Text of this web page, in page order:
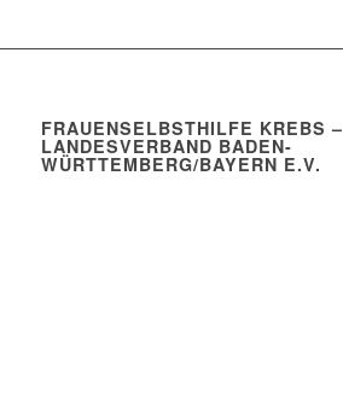
FRAUENSELBSTHILFE KREBS –
LANDESVERBAND BADEN-
WÜRTTEMBERG/BAYERN E.V.